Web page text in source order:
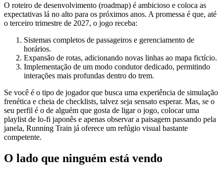
O roteiro de desenvolvimento (roadmap) é ambicioso e coloca as
expectativas lá no alto para os próximos anos. A promessa é que, até
o terceiro trimestre de 2027, o jogo receba:
Sistemas completos de passageiros e gerenciamento de
horários.
Expansão de rotas, adicionando novas linhas ao mapa fictício.
Implementação de um modo condutor dedicado, permitindo
interações mais profundas dentro do trem.
Se você é o tipo de jogador que busca uma experiência de simulação
frenética e cheia de checklists, talvez seja sensato esperar. Mas, se o
seu perfil é o de alguém que gosta de ligar o jogo, colocar uma
playlist de lo-fi japonês e apenas observar a paisagem passando pela
janela, Running Train já oferece um refúgio visual bastante
competente.
O lado que ninguém está vendo